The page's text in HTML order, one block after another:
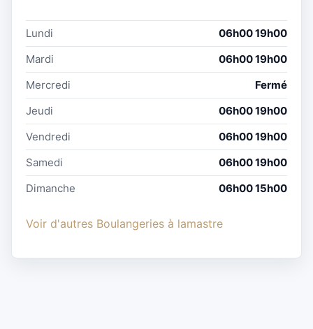
Lundi
06h00 19h00
Mardi
06h00 19h00
Mercredi
Fermé
Jeudi
06h00 19h00
Vendredi
06h00 19h00
Samedi
06h00 19h00
Dimanche
06h00 15h00
Voir d'autres Boulangeries à lamastre